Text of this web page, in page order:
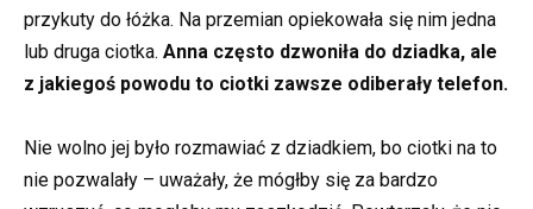
przykuty do łóżka. Na przemian opiekowała się nim jedna
lub druga ciotka. Anna często dzwoniła do dziadka, ale
z jakiegoś powodu to ciotki zawsze odiberały telefon.
Nie wolno jej było rozmawiać z dziadkiem, bo ciotki na to
nie pozwalały – uważały, że mógłby się za bardzo